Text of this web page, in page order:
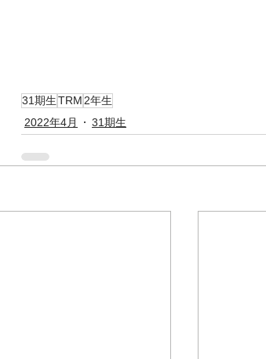
31期生TRM 2年生
2022年4月
31期生